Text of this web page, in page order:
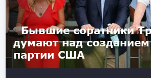
Бывшие соратники
думают над
партии США